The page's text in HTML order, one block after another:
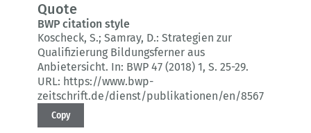
Quote
BWP citation style
Koscheck, S.; Samray, D.: Strategien zur
Qualifizierung Bildungsferner aus
Anbietersicht. In: BWP 47 (2018) 1, S. 25-29.
URL: https://www.bwp-
zeitschrift.de/dienst/publikationen/en/8567
Copy